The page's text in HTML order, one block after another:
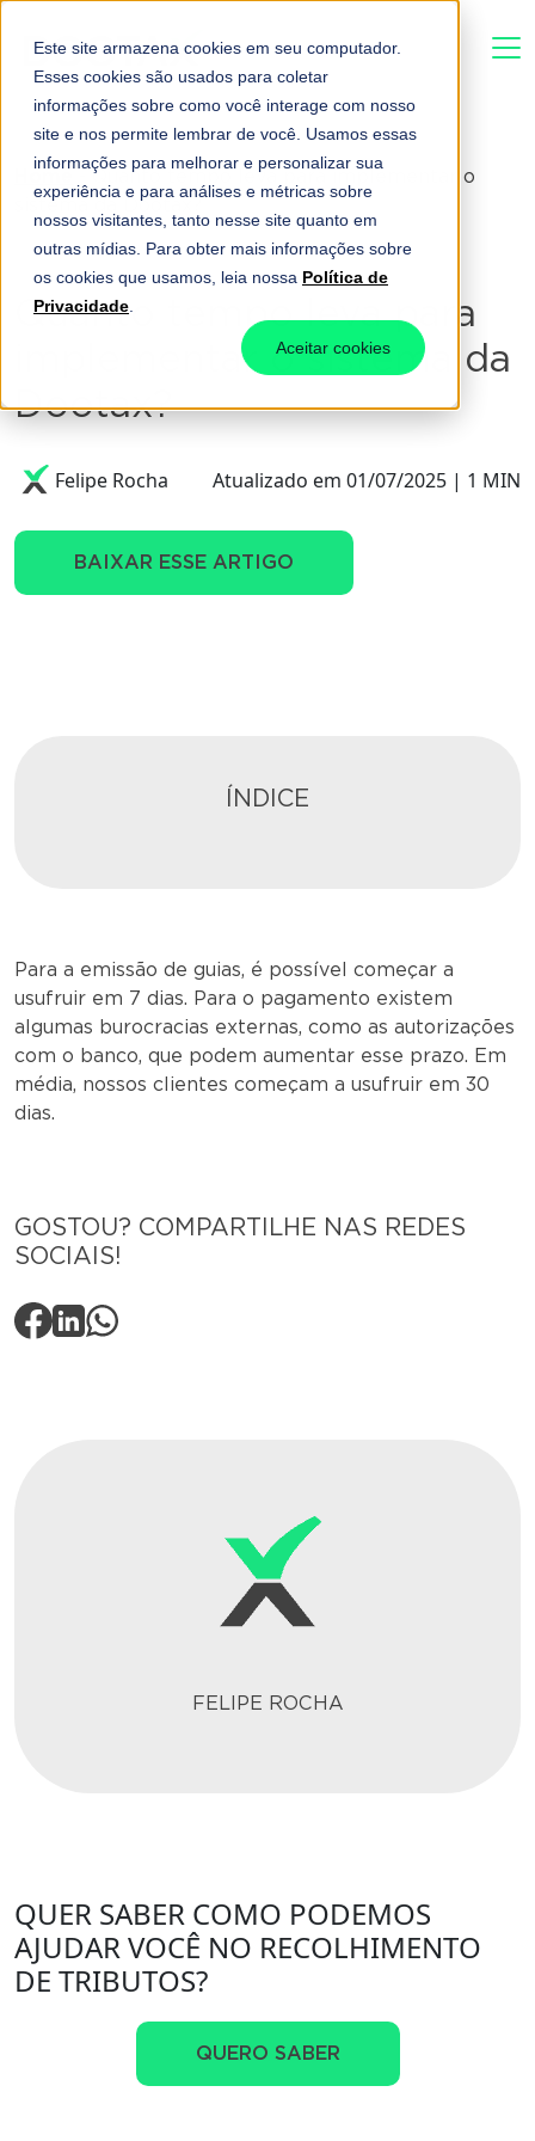
Este site armazena cookies em seu computador.
Esses cookies são usados para coletar
informações sobre como você interage com nosso
site e nos permite lembrar de você. Usamos essas
informações para melhorar e personalizar sua
experiência e para análises e métricas sobre
nossos visitantes, tanto nesse site quanto em
outras mídias. Para obter mais informações sobre
os cookies que usamos, leia nossa Política de
Privacidade
Aceitar cookies
Home-Quanto tempo leva para implementar o
sistema da Dootax?
Quanto tempo leva para
implementar o sistema da
Dootax?
Felipe Rocha Atualizado em 01/07/2025 | 1 MIN
BAIXAR ESSE ARTIGO
ÍNDICE
Para a emissão de guias, é possível começar a
usufruir em 7 dias. Para o pagamento existem
algumas burocracias externas, como as autorizações
com o banco, que podem aumentar esse prazo. Em
média, nossos clientes começam a usufruir em 30
dias.
GOSTOU? COMPARTILHE NAS REDES
SOCIAIS!
FELIPE ROCHA
QUER SABER COMO PODEMOS
AJUDAR VOCÊ NO RECOLHIMENTO
DE TRIBUTOS?
QUERO SABER